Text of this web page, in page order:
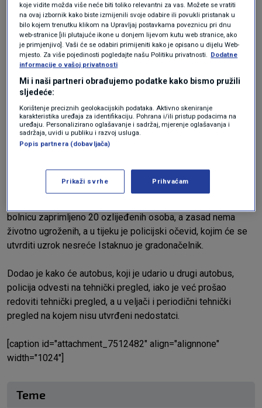
bolnicu zaprimljeno 20 ozlijeđenih osoba, a zasad nema
životno ugroženih, a u tijeku je policijski očevid, kojim će se
utvrditi uzrok nesreće Istaknuo je gradonačelnik.
Dodao je kako će autobus, koji je udario u drugi autobus,
policija odvesti na tehnički pregled, iako je već prošao
redoviti tehnički pregled, a u veljači i periodični tehnički
pregled na kojem nisu utvrđeni nedostatci.
[caption id="attachment_7512482" align="alignnone"
width="1024"]
Teme
koje vidite možda više neće biti toliko relevantni za vas. Možete se vratiti
na ovaj izbornik kako biste izmijenili svoje odabire ili povukli pristanak u
bilo kojem trenutku klikom na Upravljaj postavkama poveznicu pri dnu
web-stranice [ili plutajuće ikone u donjem lijevom kutu web stranice, ako
je primjenjivo]. Vaši će se odabiri primijeniti kako je opisano u dijelu Web-
mjesto. Za više pojedinosti pogledajte našu Politiku privatnosti. Dodatne
informacije o vašoj privatnosti
Mi i naši partneri obrađujemo podatke kako bismo pružili
sljedeće:
Korištenje preciznih geolokacijskih podataka. Aktivno skeniranje
karakteristika uređaja za identifikaciju. Pohrana i/ili pristup podacima na
uređaju. Personalizirano oglašavanje i sadržaj, mjerenje oglašavanja i
sadržaja, uvidi u publiku i razvoj usluga.
Popis partnera (dobavljača)
Prikaži svrhe Prihvaćam